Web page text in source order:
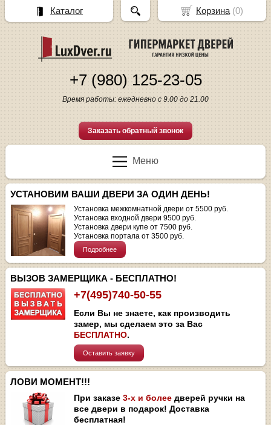
+7 (980) 125-23-05
Время работы: ежедневно с 9.00 до 21.00
Заказать обратный звонок
Меню
УСТАНОВИМ ВАШИ ДВЕРИ ЗА ОДИН ДЕНЬ!
Установка межкомнатной двери от 5500 руб.
Установка входной двери 9500 руб.
Установка двери купе от 7500 руб.
Установка портала от 3500 руб.
Подробнее
ВЫЗОВ ЗАМЕРЩИКА - БЕСПЛАТНО!
+7(495)740-50-55
Если Вы не знаете, как производить
замер, мы сделаем это за Вас
БЕСПЛАТНО.
Оставить заявку
ЛОВИ МОМЕНТ!!!
При заказе3-х и более дверей ручки на
все двери в подарок! Доставка
бесплатная!
Корзина(0)
Каталог